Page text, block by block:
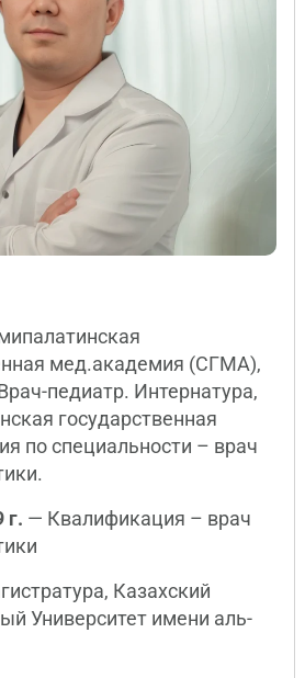
мед.академия (СГМА),
педиатр. Интернатура,
государственная
по специальности – врач
г. — Квалификация – врач
Казахский
Университет имени аль-